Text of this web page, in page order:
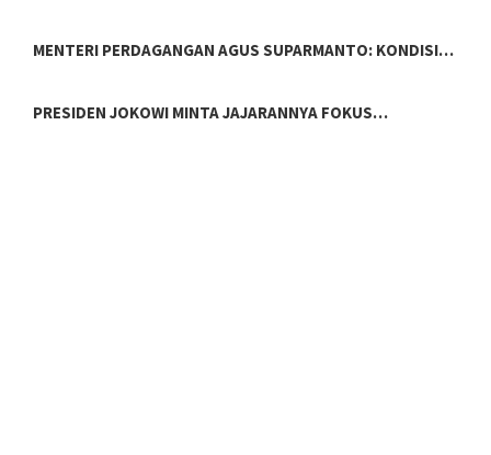
MENTERI PERDAGANGAN AGUS SUPARMANTO: KONDISI…
PRESIDEN JOKOWI MINTA JAJARANNYA FOKUS…